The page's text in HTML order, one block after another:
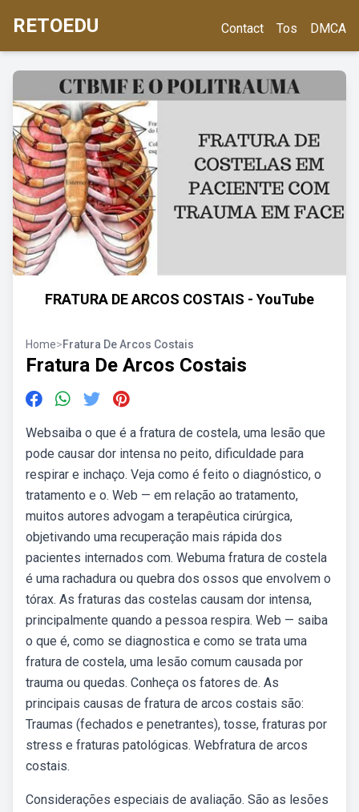
RETOEDU Contact Tos DMCA
FRATURA DE ARCOS COSTAIS - YouTube
Home>Fratura De Arcos Costais
Fratura De Arcos Costais
Websaiba o que é a fratura de costela, uma lesão que
pode causar dor intensa no peito, dificuldade para
respirar e inchaço. Veja como é feito o diagnóstico, o
tratamento e o. Web — em relação ao tratamento,
muitos autores advogam a terapêutica cirúrgica,
objetivando uma recuperação mais rápida dos
pacientes internados com. Webuma fratura de costela
é uma rachadura ou quebra dos ossos que envolvem o
tórax. As fraturas das costelas causam dor intensa,
principalmente quando a pessoa respira. Web — saiba
o que é, como se diagnostica e como se trata uma
fratura de costela, uma lesão comum causada por
trauma ou quedas. Conheça os fatores de. As
principais causas de fratura de arcos costais são:
Traumas (fechados e penetrantes), tosse, fraturas por
stress e fraturas patológicas. Webfratura de arcos
costais.
Considerações especiais de avaliação. São as lesões